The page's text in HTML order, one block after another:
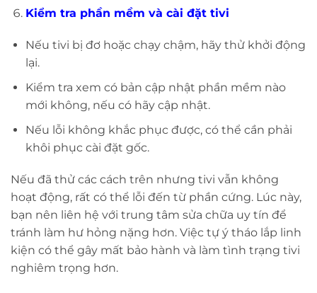
Kiểm tra phần mềm và cài đặt tivi
Nếu tivi bị đơ hoặc chạy chậm, hãy thử khởi động
lại.
Kiểm tra xem có bản cập nhật phần mềm nào
mới không, nếu có hãy cập nhật.
Nếu lỗi không khắc phục được, có thể cần phải
khôi phục cài đặt gốc.
Nếu đã thử các cách trên nhưng tivi vẫn không
hoạt động, rất có thể lỗi đến từ phần cứng. Lúc này,
bạn nên liên hệ với trung tâm sửa chữa uy tín để
tránh làm hư hỏng nặng hơn. Việc tự ý tháo lắp linh
kiện có thể gây mất bảo hành và làm tình trạng tivi
nghiêm trọng hơn.